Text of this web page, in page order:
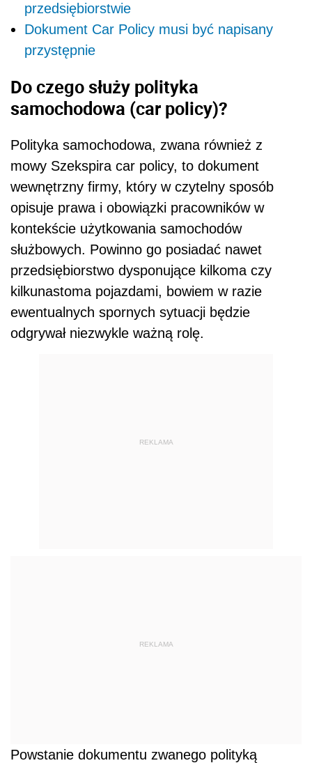
przedsiębiorstwie
Dokument Car Policy musi być napisany
przystępnie
Do czego służy polityka
samochodowa (car policy)?
Polityka samochodowa, zwana również z
mowy Szekspira car policy, to dokument
wewnętrzny firmy, który w czytelny sposób
opisuje prawa i obowiązki pracowników w
kontekście użytkowania samochodów
służbowych. Powinno go posiadać nawet
przedsiębiorstwo dysponujące kilkoma czy
kilkunastoma pojazdami, bowiem w razie
ewentualnych spornych sytuacji będzie
odgrywał niezwykle ważną rolę.
REKLAMA
REKLAMA
Powstanie dokumentu zwanego polityką